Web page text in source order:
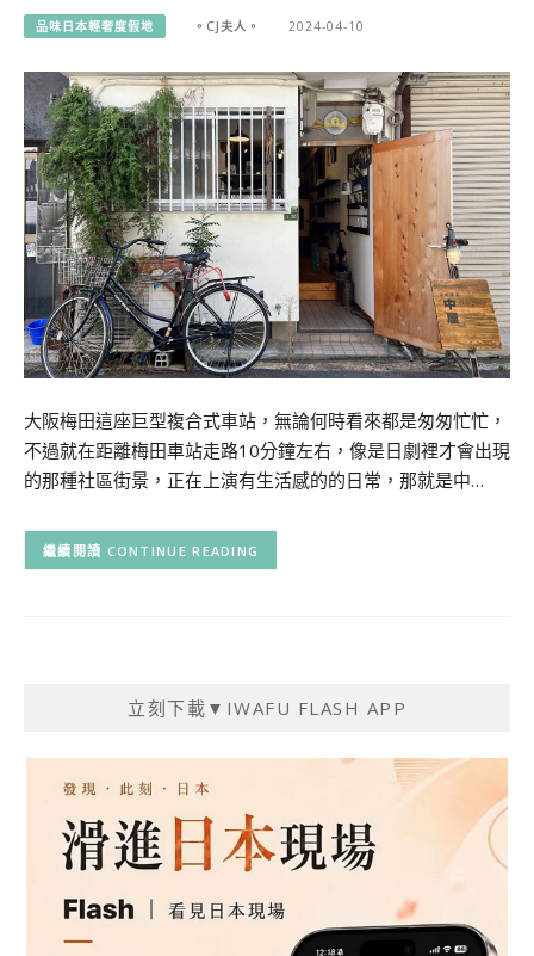
品味日本輕奢度假地 。CJ夫人。 2024-04-10
大阪梅田這座巨型複合式車站，無論何時看來都是匆匆忙忙，
不過就在距離梅田車站走路10分鐘左右，像是日劇裡才會出現
的那種社區街景，正在上演有生活感的的日常，那就是中…
CONTINUE READING
立刻下載▼IWAFU FLASH APP